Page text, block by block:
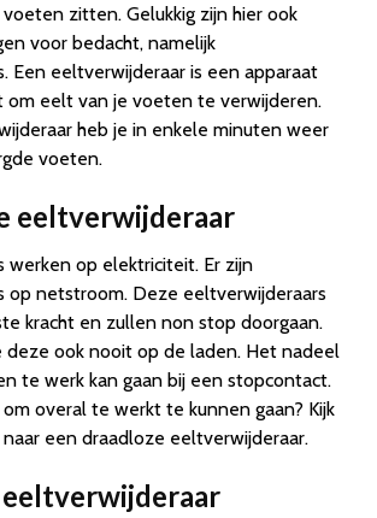
zitten. Gelukkig zijn hier ook
voor bedacht, namelijk
Een eeltverwijderaar is een apparaat
om eelt van je voeten te verwijderen.
heb je in enkele minuten weer
voeten.
eeltverwijderaar
werken op elektriciteit. Er zijn
op netstroom. Deze eeltverwijderaars
kracht en zullen non stop doorgaan.
deze ook nooit op de laden. Het nadeel
te werk kan gaan bij een stopcontact.
overal te werkt te kunnen gaan? Kijk
een draadloze eeltverwijderaar.